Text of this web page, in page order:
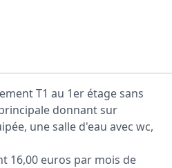
T1 au 1er étage sans
donnant sur
une salle d'eau avec wc,
16,00 euros par mois de